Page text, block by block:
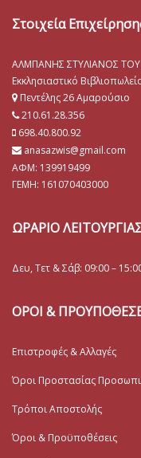
Στοιχεία
ΑΛΜΠΑΝΗΣ ΣΤΥΛΙΑΝΟΣ ΤΟΥ
Εκκλησιαστικό
Πεντέλης 26 Αμαρούσιο
210.61.28.356
698.40.800.92
anasazwis@gmail.com
ΑΦΜ: 139919499
ΓΕΜΗ: 161070403000
ΩΡΑΡΙΟ
Δευ, Τετ & Σάβ: 09:00 –
ΟΡΟΙ &
Επιστροφές & Αλλαγές
Όροι Προστασίας
Τρόποι Αποστολής
Όροι & Προϋποθέσεις